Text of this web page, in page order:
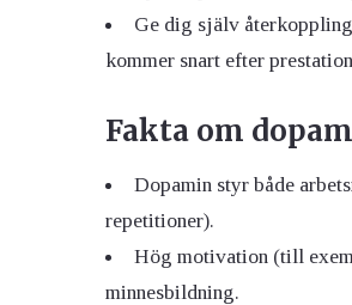
Ge dig själv
kommer snart efter
Fakta om
Dopamin styr både
repetitioner).
Hög motivation (till
minnesbildning.